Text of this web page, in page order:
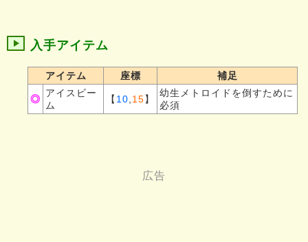
入手アイテム
アイテム 座標 補足
◎
アイスビー
ム
【 10 15】
幼生メトロイドを倒すために
必須